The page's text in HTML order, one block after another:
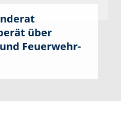
über
Feuerwehr-